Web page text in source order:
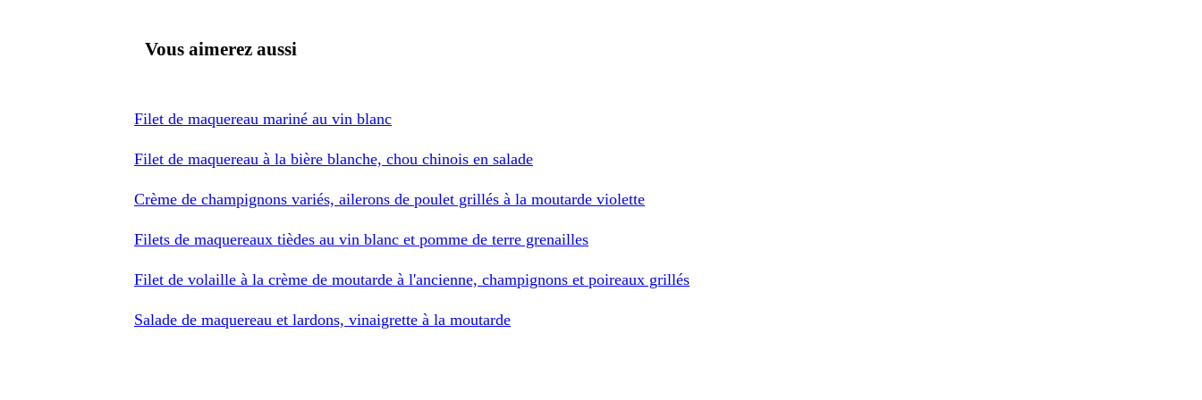
Vous aimerez aussi
Filet de maquereau mariné au vin blanc
Filet de maquereau à la bière blanche, chou chinois en salade
Crème de champignons variés, ailerons de poulet grillés à la moutarde violette
Filets de maquereaux tièdes au vin blanc et pomme de terre grenailles
Filet de volaille à la crème de moutarde à l'ancienne, champignons et poireaux grillés
Salade de maquereau et lardons, vinaigrette à la moutarde